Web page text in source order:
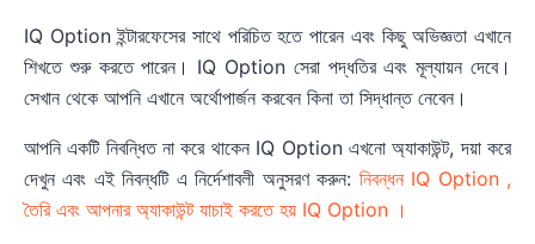
IQ Option ইন্টারফেসের সাথে পরিচিত হতে পারেন এবং কিছু অভিজ্ঞতা এখানে
শিখতে শুরু করতে পারেন। IQ Option সেরা পদ্ধতির এবং মূল্যায়ন দেবে।
সেখান থেকে আপনি এখানে অর্থোপার্জন করবেন কিনা তা সিদ্ধান্ত নেবেন।
আপনি একটি নিবন্ধিত না করে থাকেন IQ Option এখনো অ্যাকাউন্ট, দয়া করে
দেখুন এবং এই নিবন্ধটি এ নির্দেশাবলী অনুসরণ করুন: নিবন্ধন IQ Option ,
তৈরি এবং আপনার অ্যাকাউন্ট যাচাই করতে হয় IQ Option ।